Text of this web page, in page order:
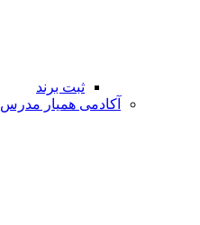
ثبت برند
آکادمی همیار مدرس